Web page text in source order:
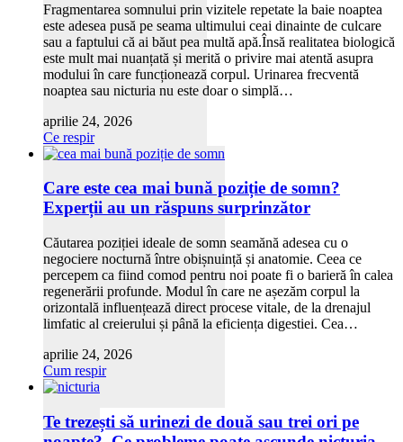
Fragmentarea somnului prin vizitele repetate la baie noaptea
este adesea pusă pe seama ultimului ceai dinainte de culcare
sau a faptului că ai băut pea multă apă.Însă realitatea biologică
este mult mai nuanțată și merită o privire mai atentă asupra
modului în care funcționează corpul. Urinarea frecventă
noaptea sau nicturia nu este doar o simplă…
aprilie 24, 2026
Ce respir
Care este cea mai bună poziție de somn?
Experții au un răspuns surprinzător
Căutarea poziției ideale de somn seamănă adesea cu o
negociere nocturnă între obișnuință și anatomie. Ceea ce
percepem ca fiind comod pentru noi poate fi o barieră în calea
regenerării profunde. Modul în care ne așezăm corpul la
orizontală influențează direct procese vitale, de la drenajul
limfatic al creierului și până la eficiența digestiei. Cea…
aprilie 24, 2026
Cum respir
Te trezești să urinezi de două sau trei ori pe